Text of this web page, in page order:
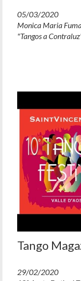
05/03/2020
Monica Maria
"Tangos a
Tango
29/02/2020